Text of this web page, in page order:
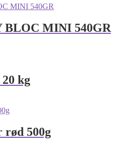
BLOC MINI 540GR
kg
rød 500g